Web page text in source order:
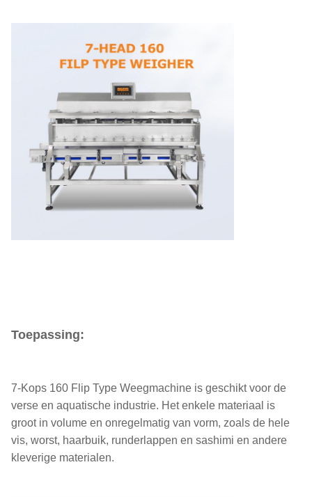
Toepassing:
7-Kops 160 Flip Type Weegmachine is geschikt voor de
verse en aquatische industrie. Het enkele materiaal is
groot in volume en onregelmatig van vorm, zoals de hele
vis, worst, haarbuik, runderlappen en sashimi en andere
kleverige materialen.